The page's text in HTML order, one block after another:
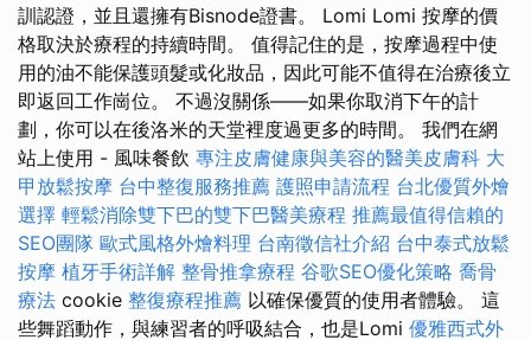
訓認證，並且還擁有Bisnode證書。 Lomi Lomi 按摩的價
格取決於療程的持續時間。 值得記住的是，按摩過程中使
用的油不能保護頭髮或化妝品，因此可能不值得在治療後立
即返回工作崗位。 不過沒關係——如果你取消下午的計
劃，你可以在後洛米的天堂裡度過更多的時間。 我們在網
站上使用 - 風味餐飲 專注皮膚健康與美容的醫美皮膚科 大
甲放鬆按摩 台中整復服務推薦 護照申請流程 台北優質外燴
選擇 輕鬆消除雙下巴的雙下巴醫美療程 推薦最值得信賴的
SEO團隊 歐式風格外燴料理 台南徵信社介紹 台中泰式放鬆
按摩 植牙手術詳解 整骨推拿療程 谷歌SEO優化策略 喬骨
療法 cookie 整復療程推薦 以確保優質的使用者體驗。 這
些舞蹈動作，與練習者的呼吸結合，也是Lomi 優雅西式外